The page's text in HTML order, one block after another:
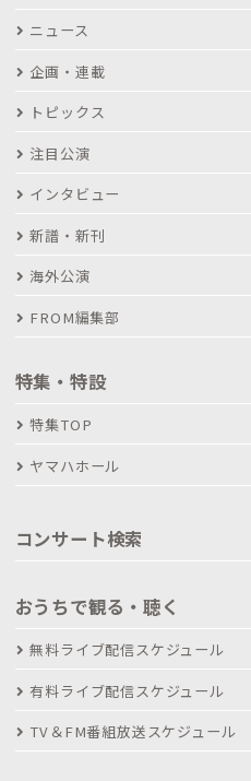
ニュース
企画・連載
トピックス
注目公演
インタビュー
新譜・新刊
海外公演
FROM編集部
特集・特設
特集TOP
ヤマハホール
コンサート検索
おうちで観る・聴く
無料ライブ配信スケジュール
有料ライブ配信スケジュール
TV＆FM番組放送スケジュール